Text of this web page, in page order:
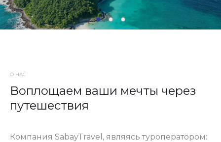
О НАС
Воплощаем ваши мечты через
путешествия
Компания SabayTravel, являясь туроператором: